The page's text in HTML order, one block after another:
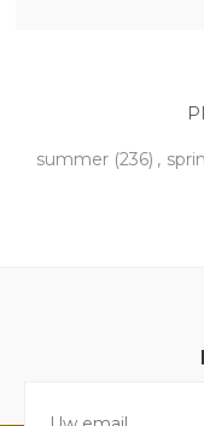
summer (236) ,